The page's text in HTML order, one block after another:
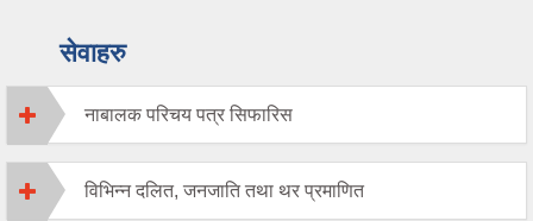
सेवाहरु
नाबालक परिचय पत्र सिफारिस
विभिन्न दलित, जनजाति तथा थर प्रमाणित